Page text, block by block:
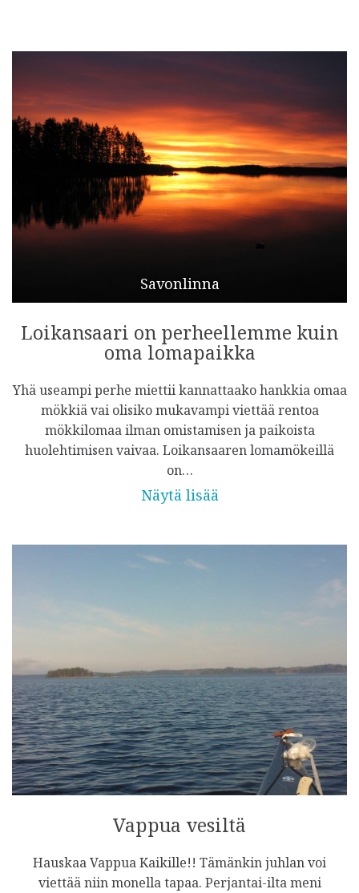
Savonlinna
Loikansaari on perheellemme kuin
oma lomapaikka
Yhä useampi perhe miettii kannattaako hankkia omaa
mökkiä vai olisiko mukavampi viettää rentoa
mökkilomaa ilman omistamisen ja paikoista
huolehtimisen vaivaa. Loikansaaren lomamökeillä
on…
Näytä lisää
Vappua vesiltä
Hauskaa Vappua Kaikille!! Tämänkin juhlan voi
viettää niin monella tapaa. Perjantai-ilta meni